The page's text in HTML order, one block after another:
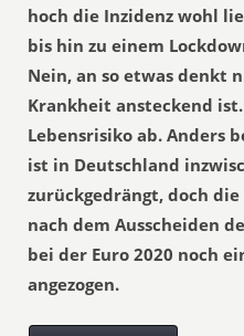
hoch die Inzidenz wohl
bis hin zu einem
Nein, an so etwas denkt
Krankheit ansteckend
Lebensrisiko ab. Anders
ist in Deutschland
zurückgedrängt, doch
nach dem Ausscheiden
bei der Euro 2020 noch
angezogen.